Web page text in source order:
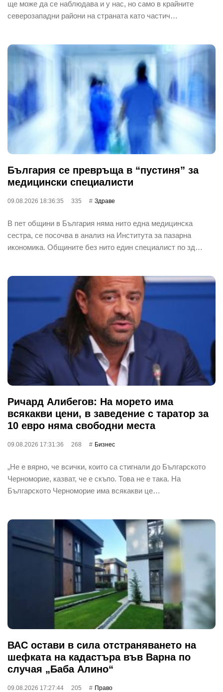
ще може да се наблюдава и у нас, но само в крайните
северозападни райони на страната като частич…
България се превръща в “пустиня” за
медицински специалисти
09.08.2026 18:36:35 335 Здраве
В пет общини в България няма нито една медицинска
сестра, се посочва в анализ на Института за пазарна
икономика. Общините без нито един специалист по зд…
Ричард Алибегов: На морето има
всякакви цени, в заведение с таратор за
10 евро няма свободни места
09.08.2026 17:31:36 268 Бизнес
„Не е вярно, че всички, които са стигнали до Българското
Черноморие, казват, че е скъпо. Това не е така. На
Българското Черноморие има всякакви це…
ВАС остави в сила отстраняването на
шефката на кадастъра във Варна по
случая „Баба Алино“
09.08.2026 17:27:44 205 Право